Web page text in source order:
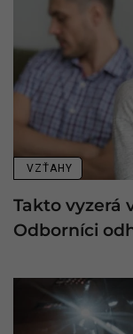
VZŤAHY
Takto vyzerá
Odborníci